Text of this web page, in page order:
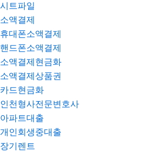
시트파일
소액결제
휴대폰소액결제
핸드폰소액결제
소액결제현금화
소액결제상품권
카드현금화
인천형사전문변호사
아파트대출
개인회생중대출
장기렌트